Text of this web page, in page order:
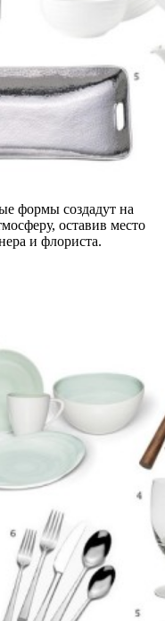
формы создадут на
оставив место
и флориста.